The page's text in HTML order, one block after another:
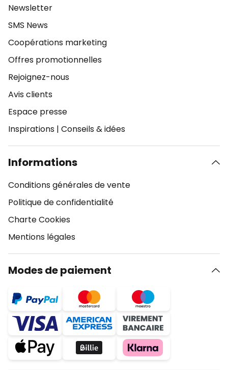
Newsletter
SMS News
Coopérations marketing
Offres promotionnelles
Rejoignez-nous
Avis clients
Espace presse
Inspirations | Conseils & idées
Informations
Conditions générales de vente
Politique de confidentialité
Charte Cookies
Mentions légales
Modes de paiement